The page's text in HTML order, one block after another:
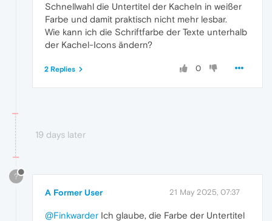
Schnellwahl die Untertitel der Kacheln in weißer
Farbe und damit praktisch nicht mehr lesbar.
Wie kann ich die Schriftfarbe der Texte unterhalb
der Kachel-Icons ändern?
0
2 Replies
19 days later
?
A Former User 21 May 2025, 07:37
@Finkwarder Ich glaube, die Farbe der Untertitel